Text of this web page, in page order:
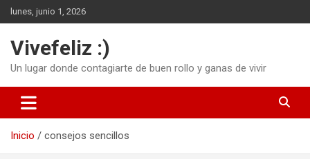
Saltar
al
lunes, junio 1, 2026
Vivefeliz :)
Un lugar donde contagiarte de buen rollo y ganas de vivir
Inicio consejos sencillos